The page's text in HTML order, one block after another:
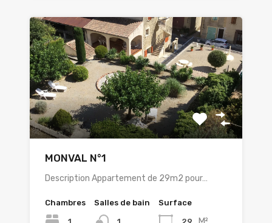
MONVAL N°1
Description Appartement de 29m2 pour…
Chambres Salles de bain Surface